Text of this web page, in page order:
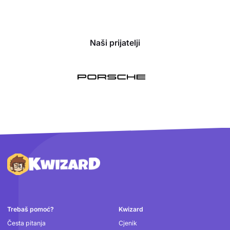
Naši prijatelji
Podnožje
Trebaš pomoć?
Česta pitanja
Kwizard
Cjenik